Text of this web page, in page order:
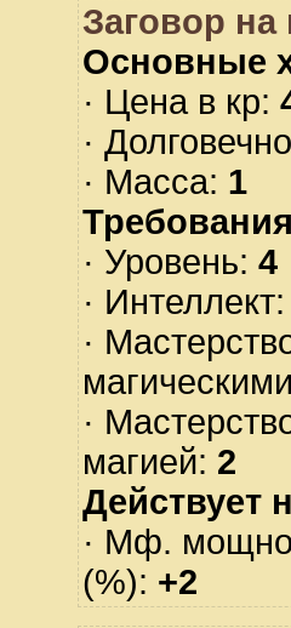
Заговор на
Основные
· Цена в кр:
·
· Масса: 1
· Уровень: 4
·
·
·
магией: 2
Действует
· Мф.
(%): +2